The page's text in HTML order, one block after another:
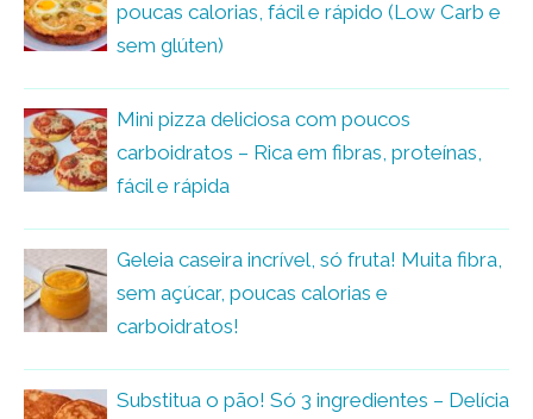
poucas calorias, fácil e rápido (Low Carb e
sem glúten)
Mini pizza deliciosa com poucos
carboidratos – Rica em fibras, proteínas,
fácil e rápida
Geleia caseira incrível, só fruta! Muita fibra,
sem açúcar, poucas calorias e
carboidratos!
Substitua o pão! Só 3 ingredientes – Delícia